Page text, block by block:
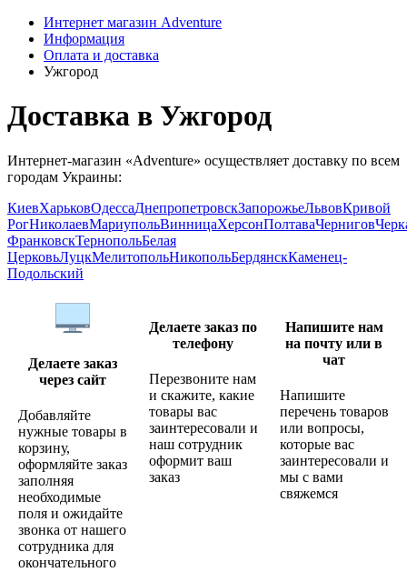
Интернет магазин Adventure
Информация
Оплата и доставка
Ужгород
Доставка в Ужгород
Интернет-магазин «Adventure» осуществляет доставку по всем
городам Украины:
КиевХарьковОдессаДнепропетровскЗапорожьеЛьвовКривой
РогНиколаевМариупольВинницаХерсонПолтаваЧернигов
ФранковскТернопольБелая
ЦерковьЛуцкМелитопольНикопольБердянскКаменец-
Подольский
Делаете заказ
через сайт
Добавляйте
нужные товары в
корзину,
оформляйте заказ
заполняя
необходимые
поля и ожидайте
звонка от нашего
сотрудника для
окончательного
Делаете заказ по
телефону
Перезвоните нам
и скажите, какие
товары вас
заинтересовали и
наш сотрудник
оформит ваш
заказ
Напишите нам
на почту или в
чат
Напишите
перечень товаров
или вопросы,
которые вас
заинтересовали и
мы с вами
свяжемся